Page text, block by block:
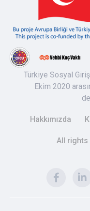
Türkiye Sosyal
Ekim 2020
Hakkımızda
All rights